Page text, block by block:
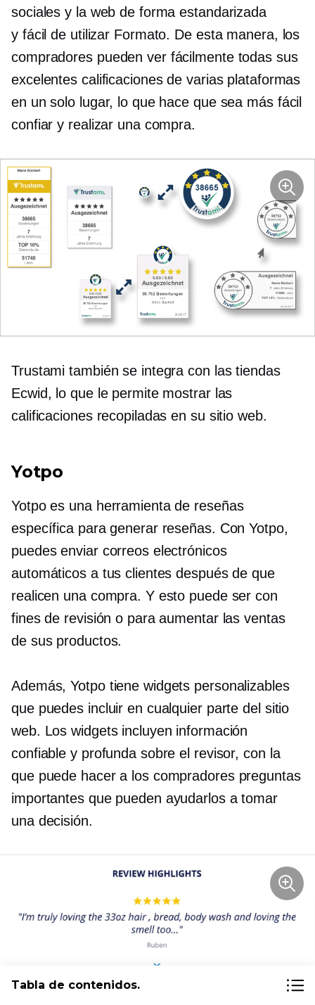
sociales y la web de forma estandarizada
y fácil de utilizar Formato. De esta manera, los
compradores pueden ver fácilmente todas sus
excelentes calificaciones de varias plataformas
en un solo lugar, lo que hace que sea más fácil
confiar y realizar una compra.
Trustami también se integra con las tiendas
Ecwid, lo que le permite mostrar las
calificaciones recopiladas en su sitio web.
Yotpo
Yotpo es una herramienta de reseñas
específica para generar reseñas. Con Yotpo,
puedes enviar correos electrónicos
automáticos a tus clientes después de que
realicen una compra. Y esto puede ser con
fines de revisión o para aumentar las ventas
de sus productos.
Además, Yotpo tiene widgets personalizables
que puedes incluir en cualquier parte del sitio
web. Los widgets incluyen información
confiable y profunda sobre el revisor, con la
que puede hacer a los compradores preguntas
importantes que pueden ayudarlos a tomar
una decisión.
Tabla de contenidos.